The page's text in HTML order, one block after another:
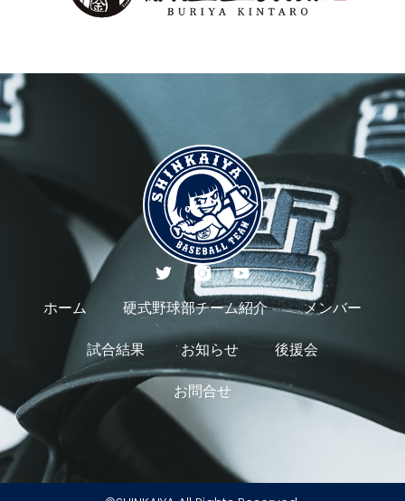
ホーム 硬式野球部チーム紹介 メンバー
試合結果 お知らせ 後援会
お問合せ